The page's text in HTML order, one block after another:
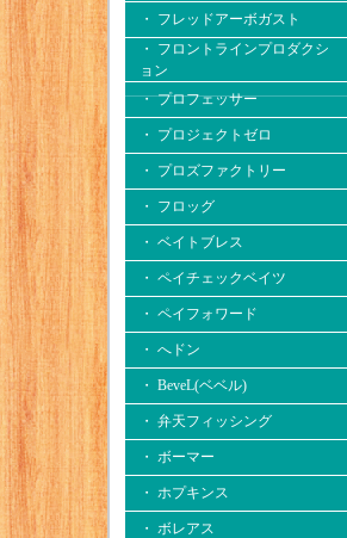
・ フレッドアーボガスト
・ フロントラインプロダクシ
ョン
・ プロフェッサー
・ プロジェクトゼロ
・ プロズファクトリー
・ フロッグ
・ ベイトブレス
・ ペイチェックベイツ
・ ペイフォワード
・ へドン
・ BeveL(ベベル)
・ 弁天フィッシング
・ ボーマー
・ ホプキンス
・ ボレアス